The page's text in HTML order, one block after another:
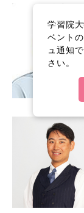
学習院
ベント
ュ通知
さい。